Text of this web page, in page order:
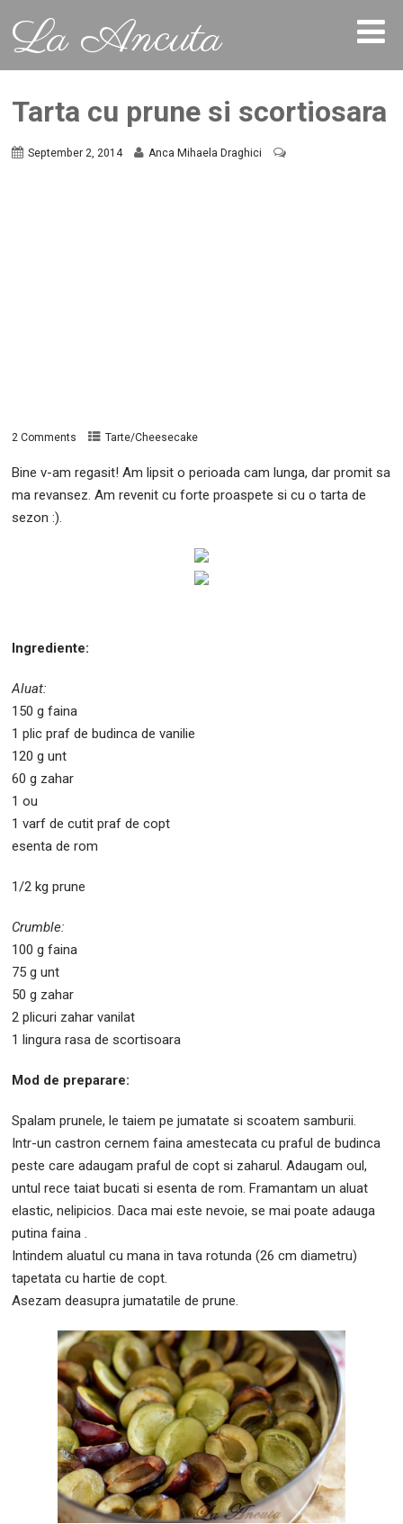
La Ancuta
Tarta cu prune si scortiosara
September 2, 2014 Anca Mihaela Draghici
2 Comments Tarte/Cheesecake
Bine v-am regasit! Am lipsit o perioada cam lunga, dar promit sa
ma revansez. Am revenit cu forte proaspete si cu o tarta de
sezon :).
Ingrediente:
Aluat:
150 g faina
1 plic praf de budinca de vanilie
120 g unt
60 g zahar
1 ou
1 varf de cutit praf de copt
esenta de rom
1/2 kg prune
Crumble:
100 g faina
75 g unt
50 g zahar
2 plicuri zahar vanilat
1 lingura rasa de scortisoara
Mod de preparare:
Spalam prunele, le taiem pe jumatate si scoatem samburii.
Intr-un castron cernem faina amestecata cu praful de budinca
peste care adaugam praful de copt si zaharul. Adaugam oul,
untul rece taiat bucati si esenta de rom. Framantam un aluat
elastic, nelipicios. Daca mai este nevoie, se mai poate adauga
putina faina .
Intindem aluatul cu mana in tava rotunda (26 cm diametru)
tapetata cu hartie de copt.
Asezam deasupra jumatatile de prune.